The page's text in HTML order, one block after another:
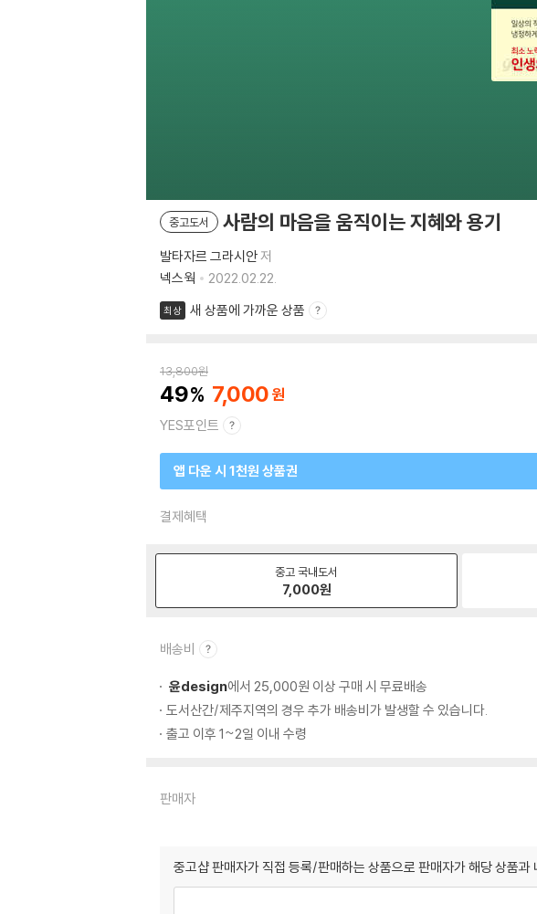
중고도서 사람의 마음을 움직이는 지혜와 용기
발타자르 그라시안저
넥스웍
2022.02.22.
최상 새 상품에 가까운 상품
13,800원
49 7,000
YES포인트
앱 다운 시 1천원 상품권
결제혜택
중고 국내도서
7,000원
배송비
윤design에서 25,000원 이상 구매 시 무료배송
도서산간/제주지역의 경우 추가 배송비가 발생할 수 있습니다.
출고 이후 1~2일 이내 수령
판매자
중고샵 판매자가 직접 등록/판매하는 상품으로 판매자가 해당 상품과